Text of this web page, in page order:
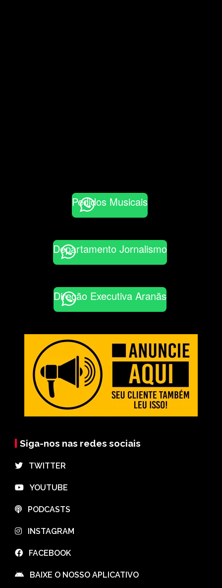
Pedidos Musicais
Departamento Jornalismo
Direção Executiva Aranãs
Siga-nos nas redes sociais
⠀TWITTER
⠀YOUTUBE
⠀PODCASTS
⠀INSTAGRAM
⠀FACEBOOK
⠀BAIXE O NOSSO APLICATIVO